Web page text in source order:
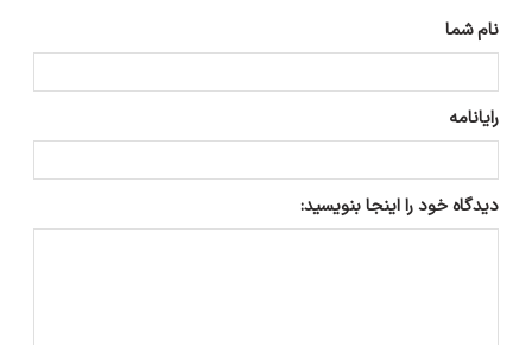
نام شما
رایانامه
دیدگاه خود را اینجا بنویسید: